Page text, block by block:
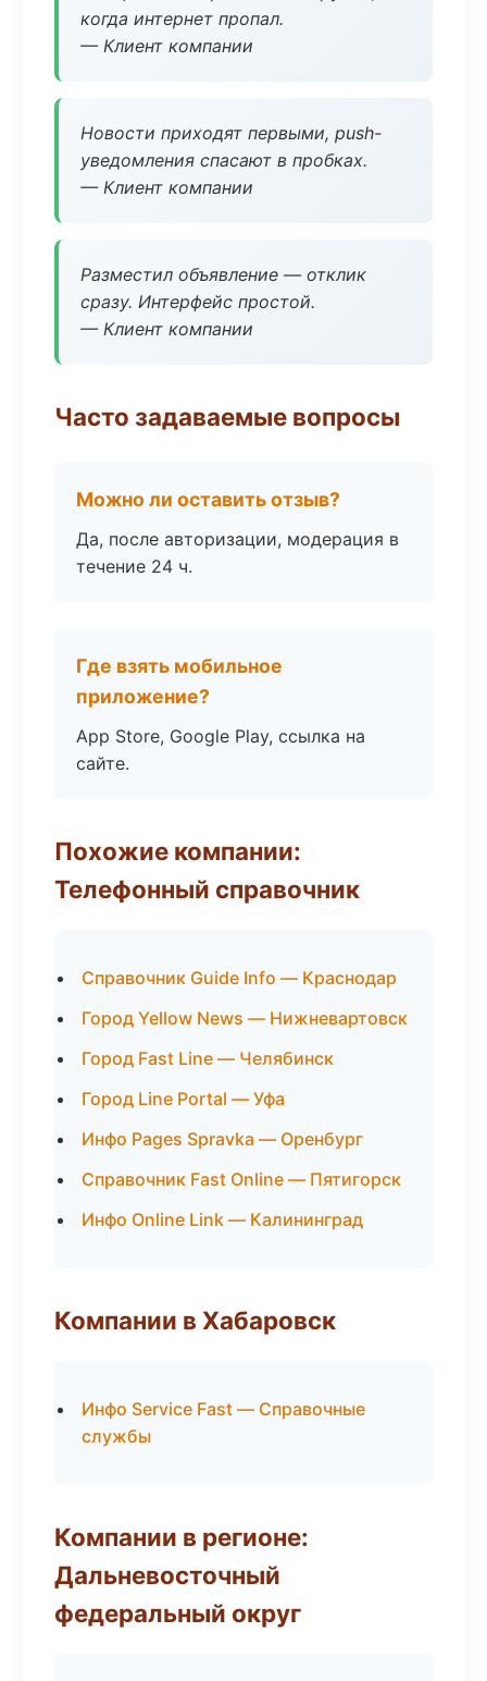
когда интернет пропал.
— Клиент компании
Новости приходят первыми, push-
уведомления спасают в пробках.
— Клиент компании
Разместил объявление — отклик
сразу. Интерфейс простой.
— Клиент компании
Часто задаваемые вопросы
Можно ли оставить отзыв?
Да, после авторизации, модерация в
течение 24 ч.
Где взять мобильное
приложение?
App Store, Google Play, ссылка на
сайте.
Похожие компании:
Телефонный справочник
Справочник Guide Info — Краснодар
Город Yellow News — Нижневартовск
Город Fast Line — Челябинск
Город Line Portal — Уфа
Инфо Pages Spravka — Оренбург
Справочник Fast Online — Пятигорск
Инфо Online Link — Калининград
Компании в Хабаровск
Инфо Service Fast — Справочные
службы
Компании в регионе:
Дальневосточный
федеральный округ